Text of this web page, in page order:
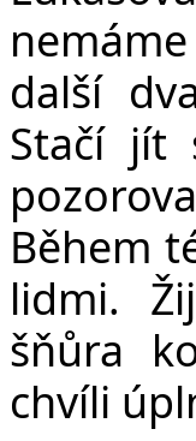
další
Stačí jít
Během
lidmi.
šňůra
chvíli